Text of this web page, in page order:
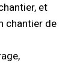
et
chantier de